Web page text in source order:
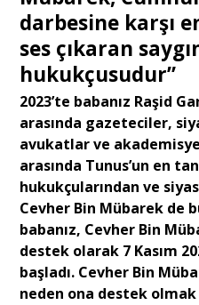
darbesine karşı
ses çıkaran
hukukçusudur”
2023’te babanız Raşid
arasında gazeteciler,
avukatlar ve
arasında Tunus’un en
hukukçularından ve
Cevher Bin Mübarek de
babanız, Cevher Bin
destek olarak 7 Kasım
başladı. Cevher Bin
neden ona destek olmak